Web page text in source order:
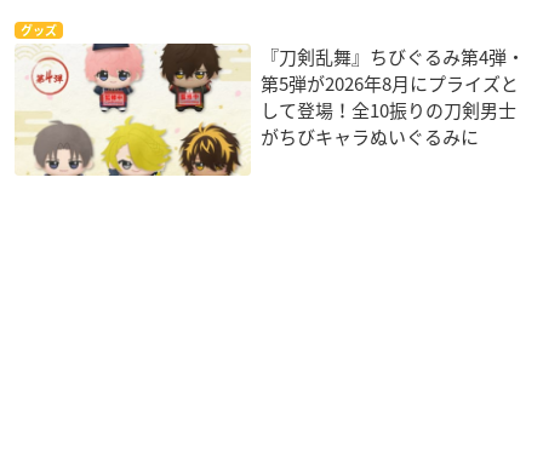
グッズ
『刀剣乱舞』ちびぐるみ第4弾・
第5弾が2026年8月にプライズと
して登場！全10振りの刀剣男士
がちびキャラぬいぐるみに